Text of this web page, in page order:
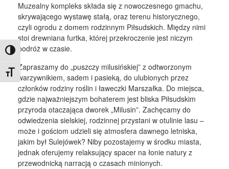
Toggle High Contrast
Toggle Font size
Muzealny kompleks składa się z nowoczesnego gmachu,
skrywającego wystawę stałą, oraz terenu historycznego,
czyli ogrodu z domem rodzinnym Piłsudskich. Między nimi
stoi drewniana furtka, której przekroczenie jest niczym
podróż w czasie.
Zapraszamy do „puszczy milusińskiej” z odtworzonym
warzywnikiem, sadem i pasieką, do ulubionych przez
członków rodziny roślin i ławeczki Marszałka. Do miejsca,
gdzie najważniejszym bohaterem jest bliska Piłsudskim
przyroda otaczająca dworek „Milusin”. Zachęcamy do
odwiedzenia sielskiej, rodzinnej przystani w otulinie lasu –
może i gościom udzieli się atmosfera dawnego letniska,
jakim był Sulejówek? Niby pozostajemy w środku miasta,
jednak oferujemy relaksujący spacer na łonie natury z
przewodnicką narracją o czasach minionych.